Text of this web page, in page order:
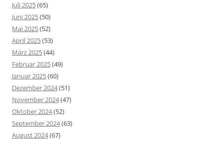
Juli 2025(65)
Juni 2025(50)
Mai 2025(52)
April 2025(53)
März 2025(44)
Februar 2025(49)
Januar 2025(60)
Dezember 2024(51)
November 2024(47)
Oktober 2024(52)
September 2024(63)
August 2024(67)